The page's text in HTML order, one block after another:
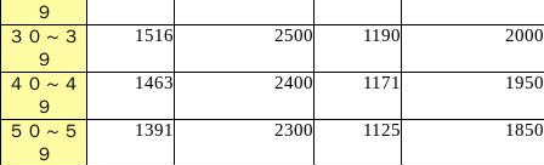
９
３０～３
９
1516 2500 1190 2000
４０～４
９
1463 2400 1171 1950
５０～５
９
1391 2300 1125 1850